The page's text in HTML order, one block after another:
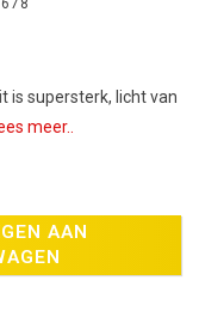
is supersterk, licht van
meer..
AAN